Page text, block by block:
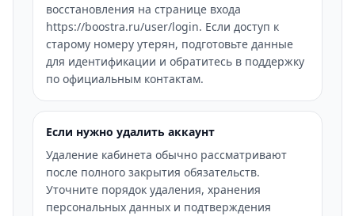
восстановления на странице входа
https://boostra.ru/user/login. Если доступ к
старому номеру утерян, подготовьте данные
для идентификации и обратитесь в поддержку
по официальным контактам.
Если нужно удалить аккаунт
Удаление кабинета обычно рассматривают
после полного закрытия обязательств.
Уточните порядок удаления, хранения
персональных данных и подтверждения